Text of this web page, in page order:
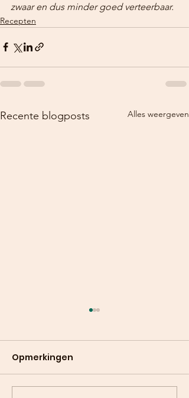
zwaar en dus minder goed verteerbaar.
Recepten
Recente blogposts Alles weergeven
Opmerkingen